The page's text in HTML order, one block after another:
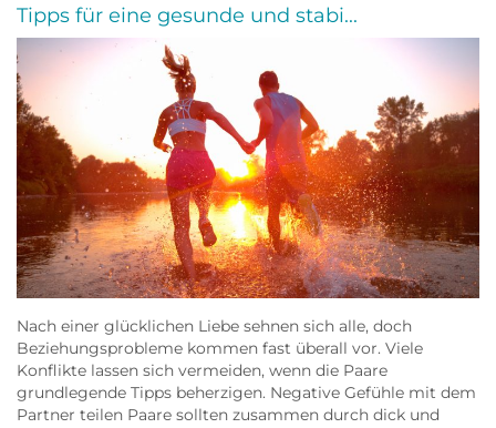
Tipps für eine gesunde und stabi...
Nach einer glücklichen Liebe sehnen sich alle, doch
Beziehungsprobleme kommen fast überall vor. Viele
Konflikte lassen sich vermeiden, wenn die Paare
grundlegende Tipps beherzigen. Negative Gefühle mit dem
Partner teilen Paare sollten zusammen durch dick und